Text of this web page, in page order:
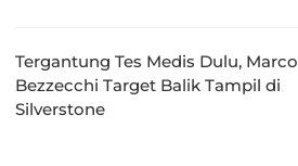
Tergantung Tes Medis Dulu, Marco
Bezzecchi Target Balik Tampil di
Silverstone